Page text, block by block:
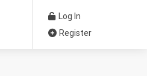
Log In
Register